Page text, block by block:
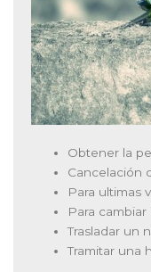
Obtener la
Cancelación
Para ultimas
Para
Trasladar un
Tramitar una